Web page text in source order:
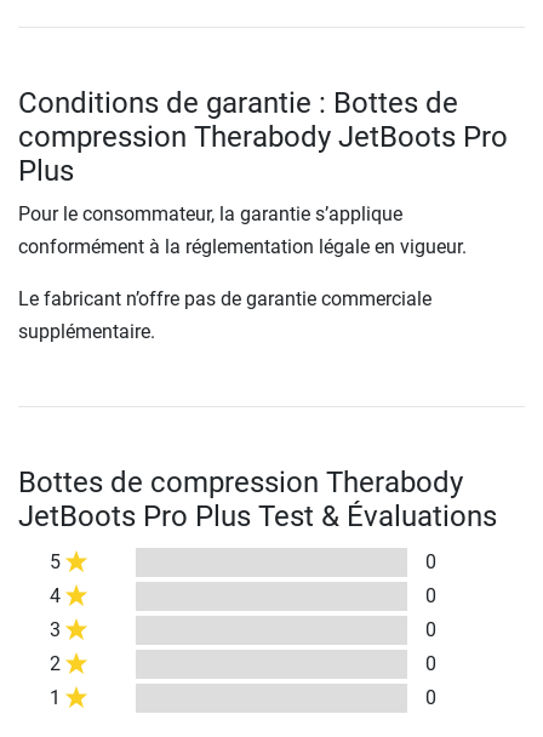
Conditions de garantie : Bottes de
compression Therabody JetBoots Pro
Plus
Pour le consommateur, la garantie s’applique
conformément à la réglementation légale en vigueur.
Le fabricant n’offre pas de garantie commerciale
supplémentaire.
Bottes de compression Therabody
JetBoots Pro Plus Test & Évaluations
5
0
4
0
3
0
2
0
1
0